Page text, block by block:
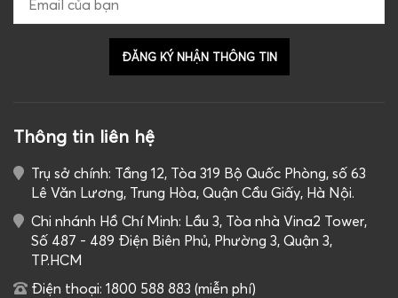
LIÊN HỆ
Thông tin liên hệ
Trụ sở chính: Tầng 12, Tòa 319 Bộ Quốc Phòng, số 63
Lê Văn Lương, Trung Hòa, Quận Cầu Giấy, Hà Nội.
Chi nhánh Hồ Chí Minh: Lầu 3, Tòa nhà Vina2 Tower,
Số 487 - 489 Điện Biên Phủ, Phường 3, Quận 3,
TP.HCM
Điện thoại: 1800 588 883 (miễn phí)